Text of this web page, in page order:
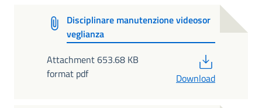
Disciplinare manutenzione videosor
veglianza
Attachment 653.68 KB
format pdf
Download